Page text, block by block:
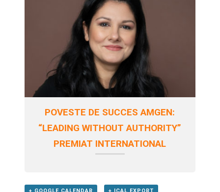
POVESTE DE SUCCES AMGEN:
“LEADING WITHOUT AUTHORITY”
PREMIAT INTERNATIONAL